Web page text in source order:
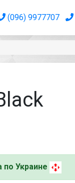
(096) 9977707
по Украине